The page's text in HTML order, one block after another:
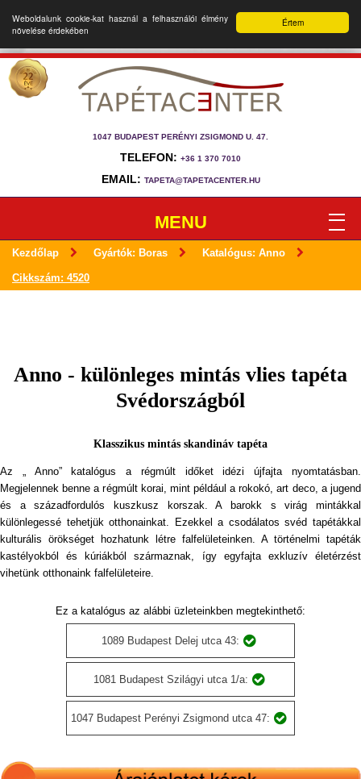
Értem
Weboldalunk cookie-kat használ a felhasználói élmény
növelése érdekében
1047 BUDAPEST PERÉNYI ZSIGMOND U. 47.
TELEFON: +36 1 370 7010
EMAIL: TAPETA@TAPETACENTER.HU
MENU
Kezdőlap Gyártók: Boras Katalógus: Anno
Cikkszám: 4520
Anno - különleges mintás vlies tapéta
Svédországból
Klasszikus mintás skandináv tapéta
Az „ Anno” katalógus a régmúlt időket idézi újfajta nyomtatásban.
Megjelennek benne a régmúlt korai, mint például a rokokó, art deco, a jugend
és a századfordulós kuszkusz korszak. A barokk s virág mintákkal
különlegessé tehetjük otthonainkat. Ezekkel a csodálatos svéd tapétákkal
kulturális örökséget hozhatunk létre falfelületeinken. A történelmi tapéták
kastélyokból és kúriákból származnak, így egyfajta exkluzív életérzést
vihetünk otthonaink falfelületeire.
Ez a katalógus az alábbi üzleteinkben megtekinthető:
1089 Budapest Delej utca 43:
1081 Budapest Szilágyi utca 1/a:
1047 Budapest Perényi Zsigmond utca 47: